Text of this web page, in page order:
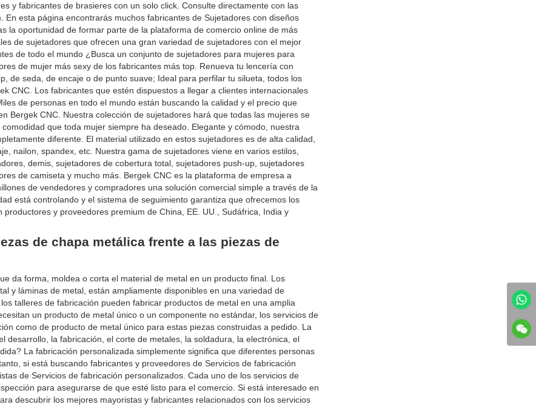
y fabricantes de brasieres con un solo click. Consulte directamente con las
esta página encontrarás muchos fabricantes de Sujetadores con diseños
la oportunidad de formar parte de la plataforma de comercio online de más
de sujetadores que ofrecen una gran variedad de sujetadores con el mejor
de todo el mundo ¿Busca un conjunto de sujetadores para mujeres para
de mujer más sexy de los fabricantes más top. Renueva tu lencería con
de seda, de encaje o de punto suave; Ideal para perfilar tu silueta, todos los
CNC. Los fabricantes que estén dispuestos a llegar a clientes internacionales
de personas en todo el mundo están buscando la calidad y el precio que
Bergek CNC. Nuestra colección de sujetadores hará que todas las mujeres se
que toda mujer siempre ha deseado. Elegante y cómodo, nuestra
diferente. El material utilizado en estos sujetadores es de alta calidad,
nailon, spandex, etc. Nuestra gama de sujetadores viene en varios estilos,
demis, sujetadores de cobertura total, sujetadores push-up, sujetadores
de camiseta y mucho más. Bergek CNC es la plataforma de empresa a
de vendedores y compradores una solución comercial simple a través de la
está controlando y el sistema de seguimiento garantiza que ofrecemos los
y proveedores premium de China, EE. UU., Sudáfrica, India y
de chapa metálica frente a las piezas de
da forma, moldea o corta el material de metal en un producto final. Los
y láminas de metal, están ampliamente disponibles en una variedad de
talleres de fabricación pueden fabricar productos de metal en una amplia
un producto de metal único o un componente no estándar, los servicios de
como de producto de metal único para estas piezas construidas a pedido. La
la fabricación, el corte de metales, la soldadura, la electrónica, el
La fabricación personalizada simplemente significa que diferentes personas
si está buscando fabricantes y proveedores de Servicios de fabricación
de Servicios de fabricación personalizados. Cada uno de los servicios de
para asegurarse de que esté listo para el comercio. Si está interesado en
descubrir los mejores mayoristas y fabricantes relacionados con los servicios